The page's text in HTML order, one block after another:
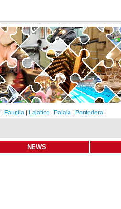
Fauglia Lajatico Palaia Pontedera
NEWS